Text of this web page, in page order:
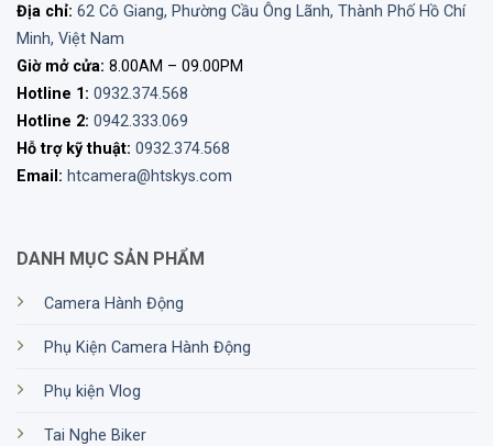
Địa chỉ: 62 Cô Giang, Phường Cầu Ông Lãnh, Thành Phố Hồ Chí
Minh, Việt Nam
Giờ mở cửa: 8.00AM – 09.00PM
Hotline 1: 0932.374.568
Hotline 2: 0942.333.069
Hỗ trợ kỹ thuật: 0932.374.568
Email: htcamera@htskys.com
DANH MỤC SẢN PHẨM
Camera Hành Động
Phụ Kiện Camera Hành Động
Phụ kiện Vlog
Tai Nghe Biker